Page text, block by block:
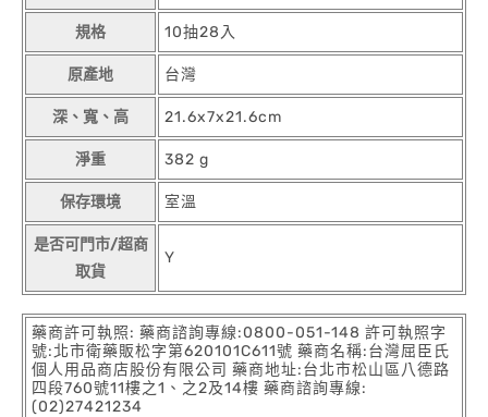
規格 10抽28入
原產地 台灣
深、寬、高 21.6x7x21.6cm
淨重 382 g
保存環境 室溫
是否可門市/超商
取貨
Y
藥商許可執照: 藥商諮詢專線:0800-051-148 許可執照字
號:北市衛藥販松字第620101C611號 藥商名稱:台灣屈臣氏
個人用品商店股份有限公司 藥商地址:台北市松山區八德路
四段760號11樓之1、之2及14樓 藥商諮詢專線:
(02)27421234